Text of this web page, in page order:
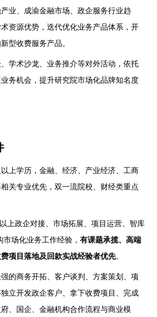
业、成渝金融市场、政企服务行业趋
资源优势，迭代优化业务产品体系，开
型收费服务产品。
学术沙龙、业务推介等对外活动，依托
务机会，提升研究院市场化品牌知名度
以上学历，金融、经济、产业经济、工商
关专业优先，双一流院校、财经类重点
上政企对接、市场拓展、项目运营、智库
市场化业务工作经验，有课题承揽、高端
项目落地及回款实战经验者优先。
强的商务开拓、客户谈判、方案策划、项
立开发政企客户、拿下收费项目、完成
、国企、金融机构合作流程与商业模